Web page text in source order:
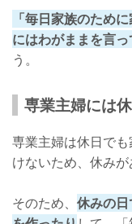
「毎日家族のため
にはわがままを言っ
う。
専業主婦には
専業主婦は休日で
けないため、休みが
そのため、 休みの